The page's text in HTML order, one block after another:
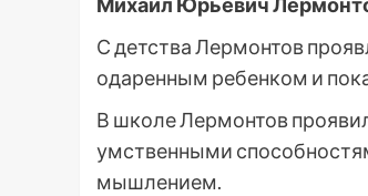
Михаил Юрьевич
С детства Лермонтов
одаренным ребенком и
В школе Лермонтов
умственными
мышлением.